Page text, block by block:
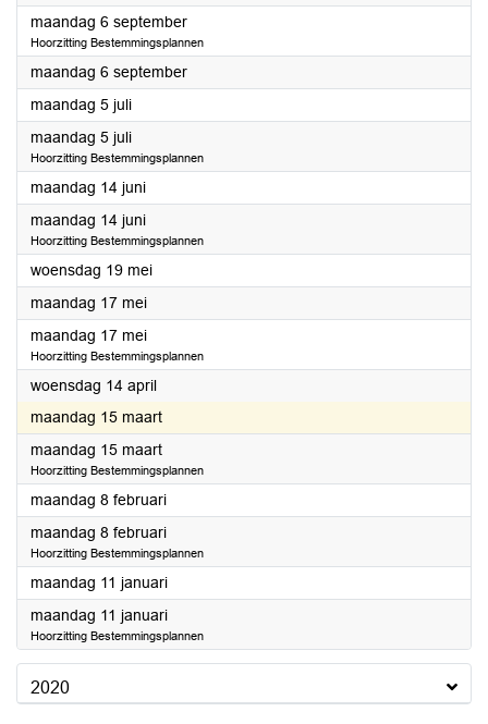
maandag 6 september2021
Hoorzitting Bestemmingsplannen
maandag 6 september2021
maandag 5 juli2021
maandag 5 juli2021
Hoorzitting Bestemmingsplannen
maandag 14 juni2021
maandag 14 juni2021
Hoorzitting Bestemmingsplannen
woensdag 19 mei2021
maandag 17 mei2021
maandag 17 mei2021
Hoorzitting Bestemmingsplannen
woensdag 14 april2021
maandag 15 maart2021
maandag 15 maart2021
Hoorzitting Bestemmingsplannen
maandag 8 februari2021
maandag 8 februari2021
Hoorzitting Bestemmingsplannen
maandag 11 januari2021
maandag 11 januari2021
Hoorzitting Bestemmingsplannen
2020